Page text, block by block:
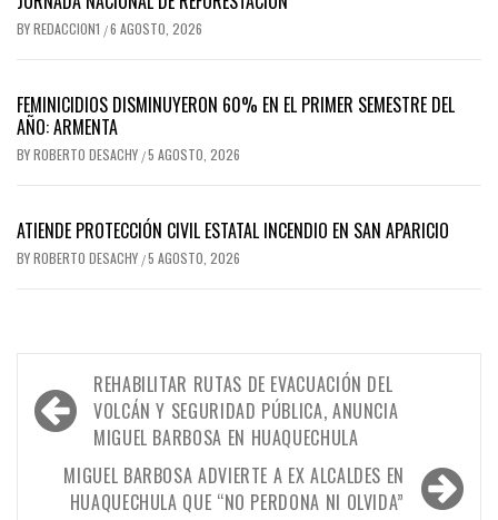
BYREDACCION1 /6 AGOSTO, 2026
FEMINICIDIOS DISMINUYERON 60% EN EL PRIMER SEMESTRE DEL
AÑO: ARMENTA
BYROBERTO DESACHY /5 AGOSTO, 2026
ATIENDE PROTECCIÓN CIVIL ESTATAL INCENDIO EN SAN APARICIO
BYROBERTO DESACHY /5 AGOSTO, 2026
Navegación
de
entradas
REHABILITAR RUTAS DE EVACUACIÓN DEL
VOLCÁN Y SEGURIDAD PÚBLICA, ANUNCIA
MIGUEL BARBOSA EN HUAQUECHULA
MIGUEL BARBOSA ADVIERTE A EX ALCALDES EN
HUAQUECHULA QUE “NO PERDONA NI OLVIDA”